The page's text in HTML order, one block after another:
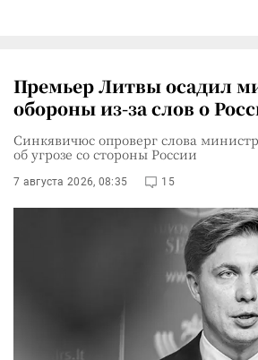
Премьер Литвы осадил
обороны из-за слов о
Синкявичюс опроверг слова
об угрозе со стороны России
7 августа 2026, 08:35 15